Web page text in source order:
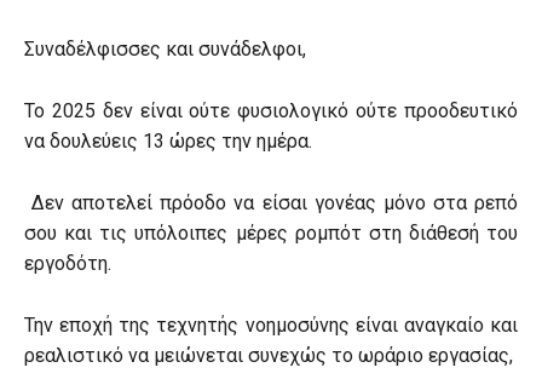
Συναδέλφισσες και συνάδελφοι,
Το 2025 δεν είναι ούτε φυσιολογικό ούτε προοδευτικό
να δουλεύεις 13 ώρες την ημέρα.
Δεν αποτελεί πρόοδο να είσαι γονέας μόνο στα ρεπό
σου και τις υπόλοιπες μέρες ρομπότ στη διάθεσή του
εργοδότη.
Την εποχή της τεχνητής νοημοσύνης είναι αναγκαίο και
ρεαλιστικό να μειώνεται συνεχώς το ωράριο εργασίας,